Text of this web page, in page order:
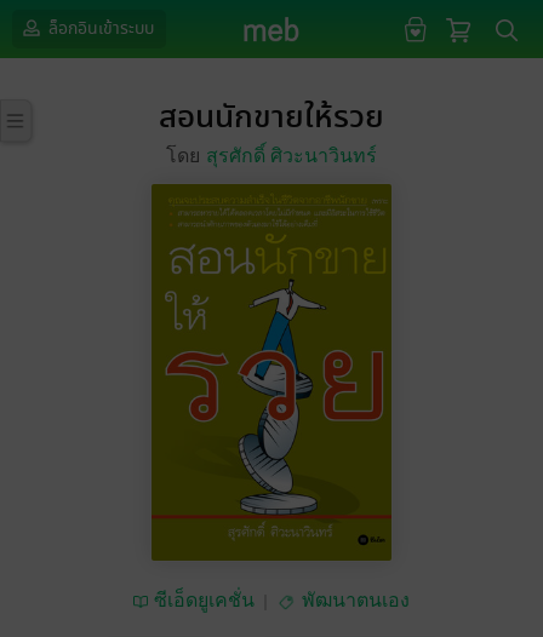
ล็อกอินเข้าระบบ
สอนนักขายให้รวย
โดย สุรศักดิ์ ศิวะนาวินทร์
ซีเอ็ดยูเคชั่น พัฒนาตนเอง